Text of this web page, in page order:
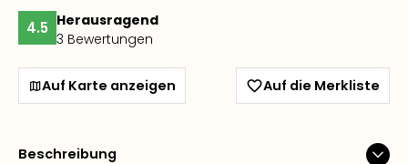
4.5 Herausragend
3 Bewertungen
Auf Karte anzeigen Auf die Merkliste
Beschreibung